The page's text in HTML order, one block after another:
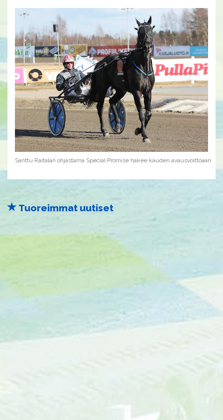
Santtu Raitalan ohjastama Special Promise hakee kauden avausvoittoaan.
Tuoreimmat uutiset